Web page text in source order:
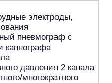
электроды,
пневмограф с
капнографа
давления 2 канала
многократного